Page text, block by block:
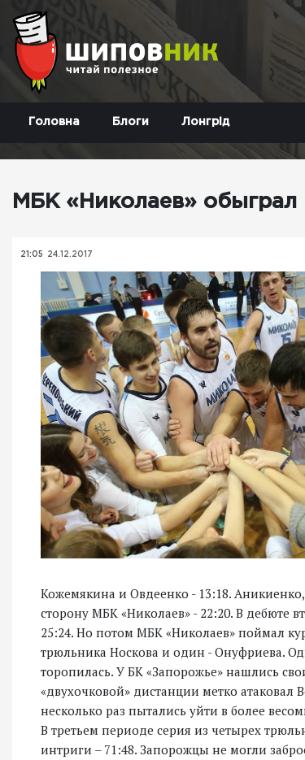
Головна Блоги Лонгрід
МБК «Николаев»
21:05 24.12.2017
Кожемякина и Овдеенко - 13:18.
сторону МБК «Николаев» - 22:20. В дебюте
25:24. Но потом МБК «Николаев» поймал
трюльника Носкова и один - Онуфриева.
торопилась. У БК «Запорожье» нашлись
«двухочковой» дистанции метко
несколько раз пытались уйти в более
В третьем периоде серия из четырех
интриги – 71:48. Запорожцы не могли